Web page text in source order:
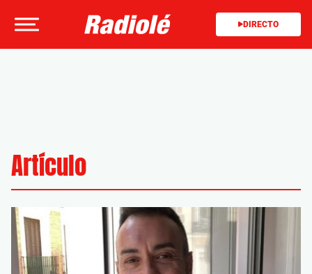
DIRECTO
Artículo